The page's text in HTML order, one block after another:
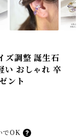
ズ調整 誕生石
い おしゃれ 卒
ント
でOK